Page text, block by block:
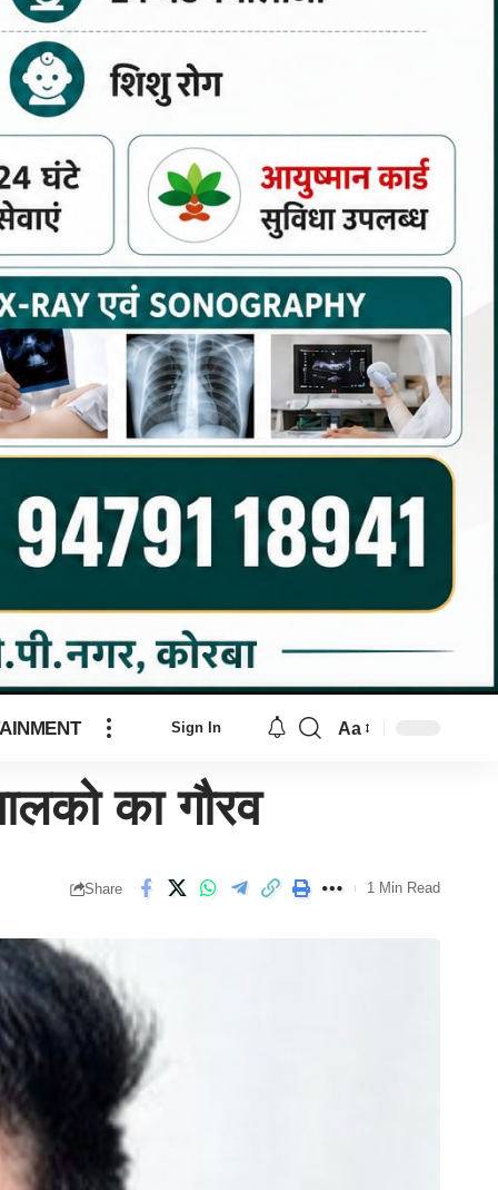
Sign In Aa
का गौरव
Share 1 Min Read